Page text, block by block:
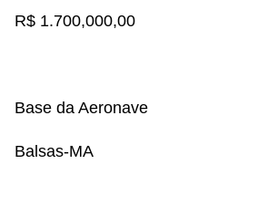
R$ 1.700,000,00
Base da Aeronave
Balsas-MA